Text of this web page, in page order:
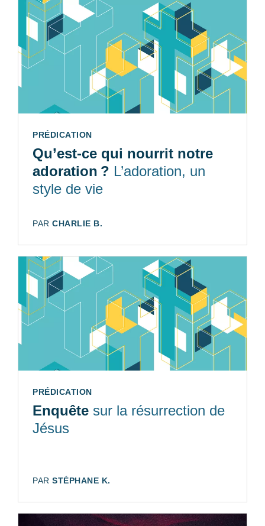
TYPE:
PRÉDICATION
Qu’est-ce qui nourrit notre
adoration ? L’adoration, un
style de vie
AUTEUR:
PAR CHARLIE B.
TYPE:
PRÉDICATION
Enquête sur la résurrection de
Jésus
AUTEUR:
PAR STÉPHANE K.